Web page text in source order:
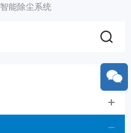
智能除尘系统